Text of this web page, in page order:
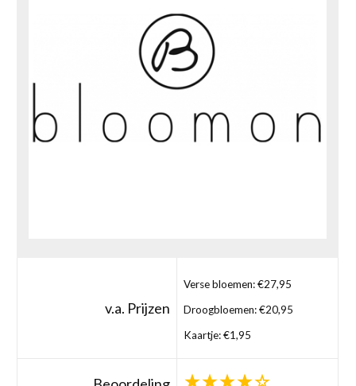
v.a. Prijzen
Verse bloemen: €27,95
Droogbloemen: €20,95
Kaartje: €1,95